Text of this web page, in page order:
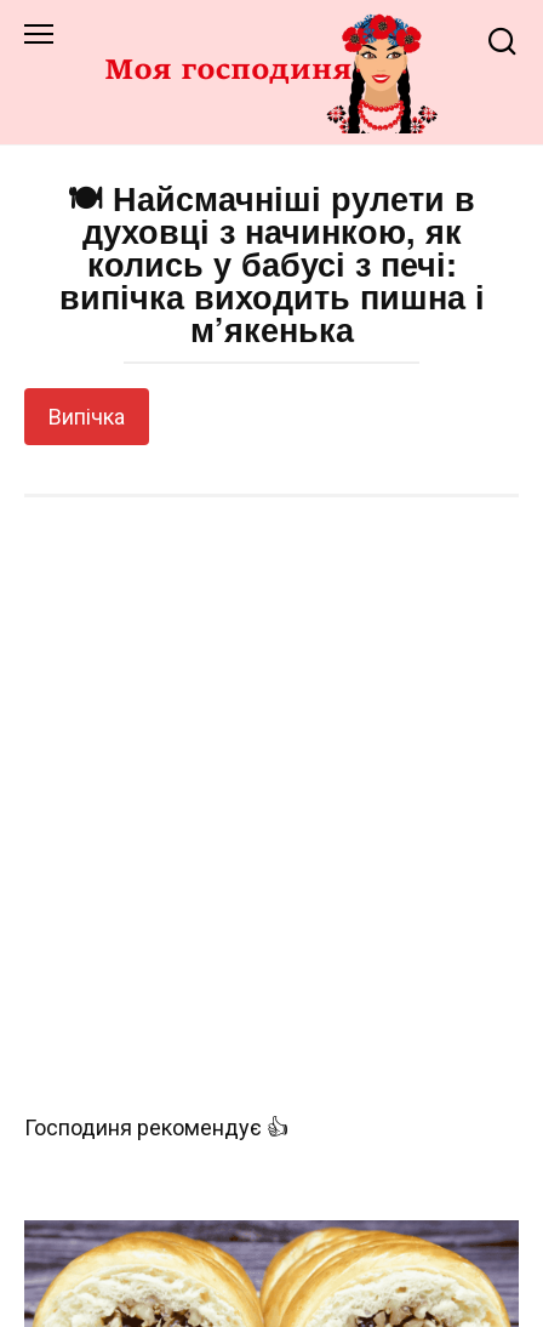
до
🍽️ Найсмачніші рулети в
духовці з начинкою, як
колись у бабусі з печі:
випічка виходить пишна і
м’якенька
Випічка
Господиня рекомендує 👍